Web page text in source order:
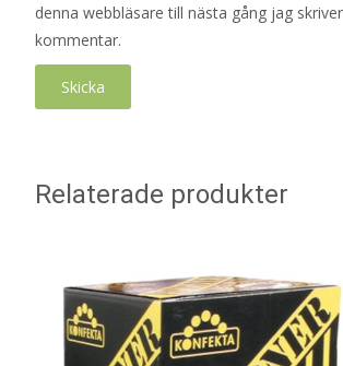
denna webbläsare till nästa gång jag
kommentar.
Relaterade produkter